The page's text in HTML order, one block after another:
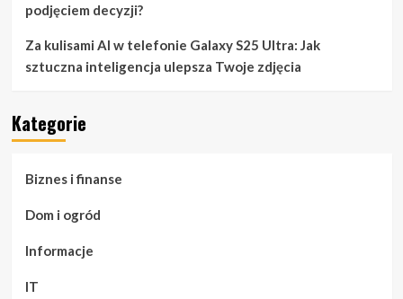
podjęciem decyzji?
Za kulisami AI w telefonie Galaxy S25 Ultra: Jak
sztuczna inteligencja ulepsza Twoje zdjęcia
Kategorie
Biznes i finanse
Dom i ogród
Informacje
IT